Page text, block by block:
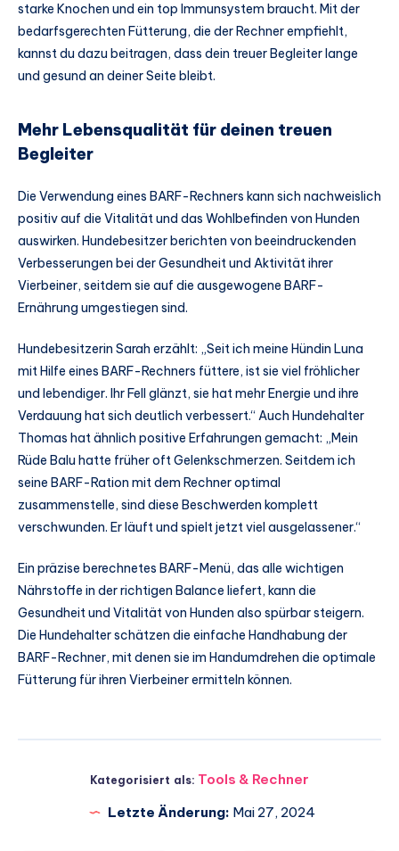
starke Knochen und ein top Immunsystem braucht. Mit der
bedarfsgerechten Fütterung, die der Rechner empfiehlt,
kannst du dazu beitragen, dass dein treuer Begleiter lange
und gesund an deiner Seite bleibt.
Mehr Lebensqualität für deinen treuen
Begleiter
Die Verwendung eines BARF-Rechners kann sich nachweislich
positiv auf die Vitalität und das Wohlbefinden von Hunden
auswirken. Hundebesitzer berichten von beeindruckenden
Verbesserungen bei der Gesundheit und Aktivität ihrer
Vierbeiner, seitdem sie auf die ausgewogene BARF-
Ernährung umgestiegen sind.
Hundebesitzerin Sarah erzählt: „Seit ich meine Hündin Luna
mit Hilfe eines BARF-Rechners füttere, ist sie viel fröhlicher
und lebendiger. Ihr Fell glänzt, sie hat mehr Energie und ihre
Verdauung hat sich deutlich verbessert.“ Auch Hundehalter
Thomas hat ähnlich positive Erfahrungen gemacht: „Mein
Rüde Balu hatte früher oft Gelenkschmerzen. Seitdem ich
seine BARF-Ration mit dem Rechner optimal
zusammenstelle, sind diese Beschwerden komplett
verschwunden. Er läuft und spielt jetzt viel ausgelassener.“
Ein präzise berechnetes BARF-Menü, das alle wichtigen
Nährstoffe in der richtigen Balance liefert, kann die
Gesundheit und Vitalität von Hunden also spürbar steigern.
Die Hundehalter schätzen die einfache Handhabung der
BARF-Rechner, mit denen sie im Handumdrehen die optimale
Fütterung für ihren Vierbeiner ermitteln können.
Kategorisiert als: Tools & Rechner
Letzte Änderung: Mai 27, 2024